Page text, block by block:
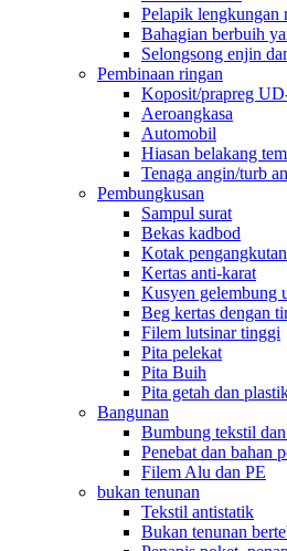
Pelapik lengkungan
Bahagian berbuih
Selongsong enjin
Pembinaan ringan
Koposit/prapreg
Aeroangkasa
Automobil
Hiasan belakang
Tenaga angin/turb
Pembungkusan
Sampul surat
Bekas kadbod
Kotak pengangkutan
Kertas anti-karat
Kusyen gelembung
Beg kertas dengan
Filem lutsinar tinggi
Pita pelekat
Pita Buih
Pita getah dan
Bangunan
Bumbung tekstil
Penebat dan bahan
Filem Alu dan PE
bukan tenunan
Tekstil antistatik
Bukan tenunan